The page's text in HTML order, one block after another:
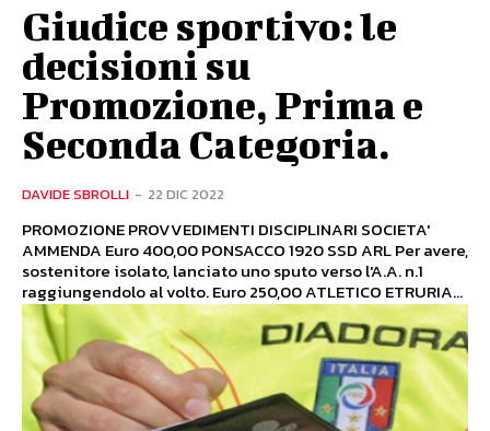
Giudice sportivo: le
decisioni su
Promozione, Prima e
Seconda Categoria.
DAVIDE SBROLLI - 22 DIC 2022
PROMOZIONE PROVVEDIMENTI DISCIPLINARI SOCIETA'
AMMENDA Euro 400,00 PONSACCO 1920 SSD ARL Per avere,
sostenitore isolato, lanciato uno sputo verso l'A.A. n.1
raggiungendolo al volto. Euro 250,00 ATLETICO ETRURIA...